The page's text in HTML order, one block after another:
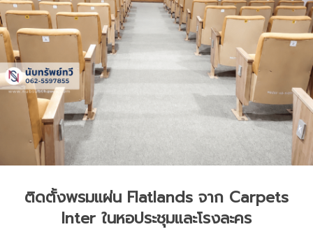
ติดตั้งพรมแผ่น Flatlands จาก Carpets
Inter ในหอประชุมและโรงละคร